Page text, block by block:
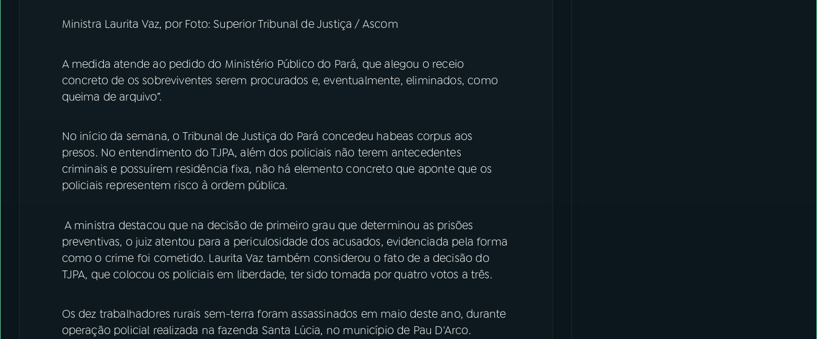
Ministra Laurita Vaz, por Foto: Superior Tribunal de Justiça / Ascom
A medida atende ao pedido do Ministério Público do Pará, que alegou o receio
concreto de os sobreviventes serem procurados e, eventualmente, eliminados, como
queima de arquivo”.
No início da semana, o Tribunal de Justiça do Pará concedeu habeas corpus aos
presos. No entendimento do TJPA, além dos policiais não terem antecedentes
criminais e possuírem residência fixa, não há elemento concreto que aponte que os
policiais representem risco à ordem pública.
A ministra destacou que na decisão de primeiro grau que determinou as prisões
preventivas, o juiz atentou para a periculosidade dos acusados, evidenciada pela forma
como o crime foi cometido. Laurita Vaz também considerou o fato de a decisão do
TJPA, que colocou os policiais em liberdade, ter sido tomada por quatro votos a três.
Os dez trabalhadores rurais sem-terra foram assassinados em maio deste ano, durante
operação policial realizada na fazenda Santa Lúcia, no município de Pau D'Arco.